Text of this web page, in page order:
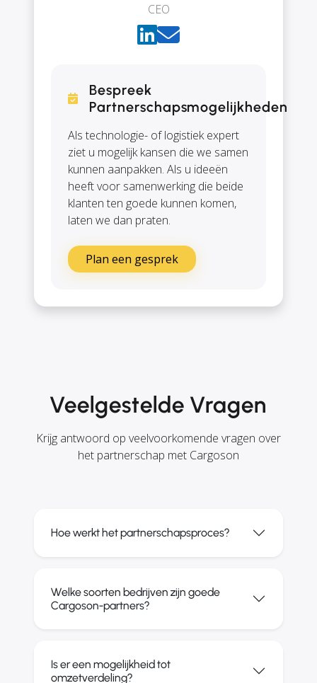
CEO
Bespreek
Partnerschapsmogelijkheden
Als technologie- of logistiek expert
ziet u mogelijk kansen die we samen
kunnen aanpakken. Als u ideeën
heeft voor samenwerking die beide
klanten ten goede kunnen komen,
laten we dan praten.
Plan een gesprek
Veelgestelde Vragen
Krijg antwoord op veelvoorkomende vragen over
het partnerschap met Cargoson
Hoe werkt het partnerschapsproces?
Welke soorten bedrijven zijn goede
Cargoson-partners?
Is er een mogelijkheid tot
omzetverdeling?